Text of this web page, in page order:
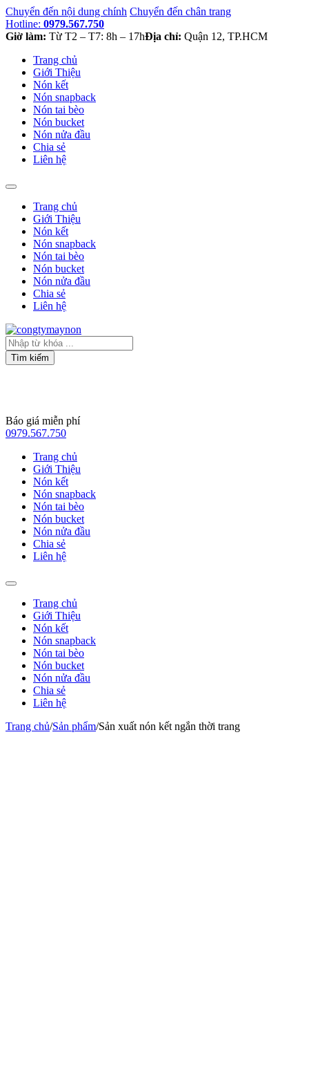
Chuyển đến nội dung chính Chuyển đến chân trang
Hotline: 0979.567.750
Giờ làm: Từ T2 – T7: 8h – 17hĐịa chỉ: Quận 12, TP.HCM
Trang chủ
Giới Thiệu
Nón kết
Nón snapback
Nón tai bèo
Nón bucket
Nón nửa đầu
Chia sẻ
Liên hệ
Trang chủ
Giới Thiệu
Nón kết
Nón snapback
Nón tai bèo
Nón bucket
Nón nửa đầu
Chia sẻ
Liên hệ
Search
...Tìm kiếm
Báo giá miễn phí
0979.567.750
Trang chủ
Giới Thiệu
Nón kết
Nón snapback
Nón tai bèo
Nón bucket
Nón nửa đầu
Chia sẻ
Liên hệ
Trang chủ
Giới Thiệu
Nón kết
Nón snapback
Nón tai bèo
Nón bucket
Nón nửa đầu
Chia sẻ
Liên hệ
Trang chủ/Sản phẩm/Sản xuất nón kết ngắn thời trang